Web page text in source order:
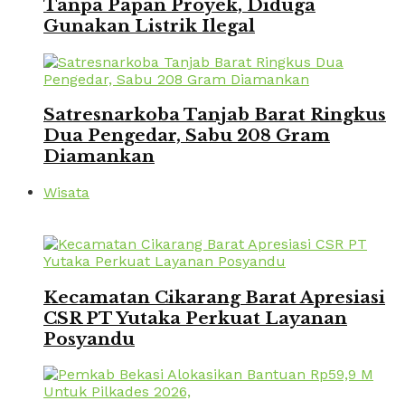
Tanpa Papan Proyek, Diduga
Gunakan Listrik Ilegal
Satresnarkoba Tanjab Barat Ringkus
Dua Pengedar, Sabu 208 Gram
Diamankan
Wisata
Kecamatan Cikarang Barat Apresiasi
CSR PT Yutaka Perkuat Layanan
Posyandu